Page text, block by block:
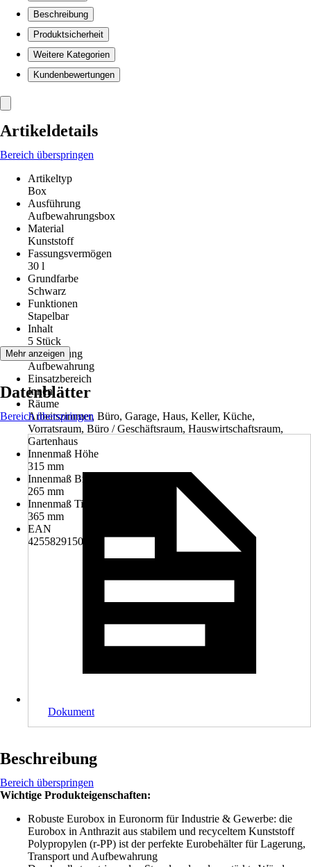
Beschreibung
Produktsicherheit
Weitere Kategorien
Kundenbewertungen
Artikeldetails
Bereich überspringen
Artikeltyp
Box
Ausführung
Aufbewahrungsbox
Material
Kunststoff
Fassungsvermögen
30 l
Grundfarbe
Schwarz
Funktionen
Stapelbar
Inhalt
5 Stück
Anwendung
Aufbewahrung
Einsatzbereich
Innen
Räume
Arbeitszimmer, Büro, Garage, Haus, Keller, Küche,
Vorratsraum, Büro / Geschäftsraum, Hauswirtschaftsraum,
Gartenhaus
Innenmaß Höhe
315 mm
Innenmaß Breite
265 mm
Innenmaß Tiefe
365 mm
EAN
4255829150962
Mehr anzeigen
Datenblätter
Bereich überspringen
Dokument
Beschreibung
Bereich überspringen
Wichtige Produkteigenschaften:
Robuste Eurobox in Euronorm für Industrie & Gewerbe: die
Eurobox in Anthrazit aus stabilem und recyceltem Kunststoff
Polypropylen (r-PP) ist der perfekte Eurobehälter für Lagerung,
Transport und Aufbewahrung